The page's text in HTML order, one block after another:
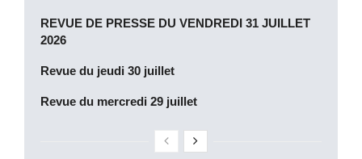
REVUE DE PRESSE DU VENDREDI 31 JUILLET
2026
Revue du jeudi 30 juillet
Revue du mercredi 29 juillet